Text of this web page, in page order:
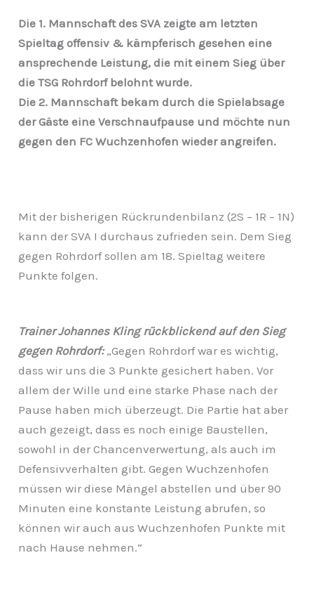
Die 1. Mannschaft des SVA zeigte am letzten
Spieltag offensiv & kämpferisch gesehen eine
ansprechende Leistung, die mit einem Sieg über
die TSG Rohrdorf belohnt wurde.
Die 2. Mannschaft bekam durch die Spielabsage
der Gäste eine Verschnaufpause und möchte nun
gegen den FC Wuchzenhofen wieder angreifen.
Mit der bisherigen Rückrundenbilanz (2S – 1R – 1N)
kann der SVA I durchaus zufrieden sein. Dem Sieg
gegen Rohrdorf sollen am 18. Spieltag weitere
Punkte folgen.
Trainer Johannes Kling rückblickend auf den Sieg
gegen Rohrdorf:„Gegen Rohrdorf war es wichtig,
dass wir uns die 3 Punkte gesichert haben. Vor
allem der Wille und eine starke Phase nach der
Pause haben mich überzeugt. Die Partie hat aber
auch gezeigt, dass es noch einige Baustellen,
sowohl in der Chancenverwertung, als auch im
Defensivverhalten gibt. Gegen Wuchzenhofen
müssen wir diese Mängel abstellen und über 90
Minuten eine konstante Leistung abrufen, so
können wir auch aus Wuchzenhofen Punkte mit
nach Hause nehmen.“